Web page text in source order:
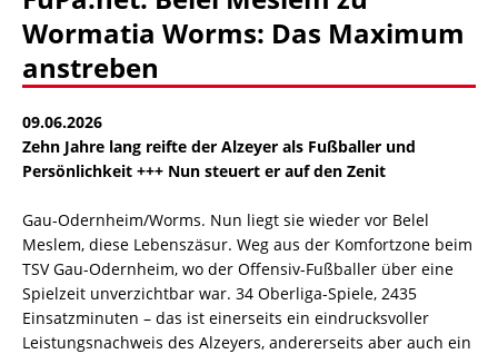
Wormatia Worms: Das Maximum
anstreben
09.06.2026
Zehn Jahre lang reifte der Alzeyer als Fußballer und
Persönlichkeit +++ Nun steuert er auf den Zenit
Gau-Odernheim/Worms. Nun liegt sie wieder vor Belel
Meslem, diese Lebenszäsur. Weg aus der Komfortzone beim
TSV Gau-Odernheim, wo der Offensiv-Fußballer über eine
Spielzeit unverzichtbar war. 34 Oberliga-Spiele, 2435
Einsatzminuten – das ist einerseits ein eindrucksvoller
Leistungsnachweis des Alzeyers, andererseits aber auch ein